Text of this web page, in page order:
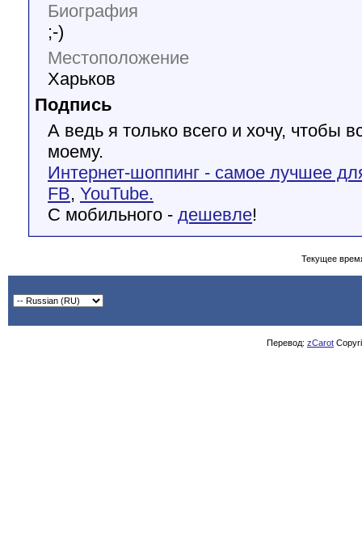
Биография
;-)
Местоположение
Харьков
Подпись
А ведь я только всего и хочу, чтобы
моему.
Интернет-шоппинг - самое лучшее
FB, YouTube.
С мобильного - дешевле!
Текущее
Перевод: zCarot